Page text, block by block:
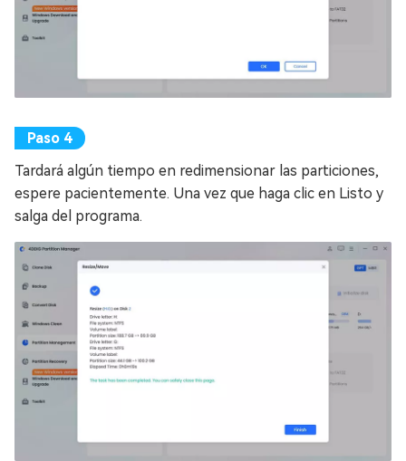
Tardará algún tiempo en redimensionar las particiones,
espere pacientemente. Una vez que haga clic en Listo y
salga del programa.